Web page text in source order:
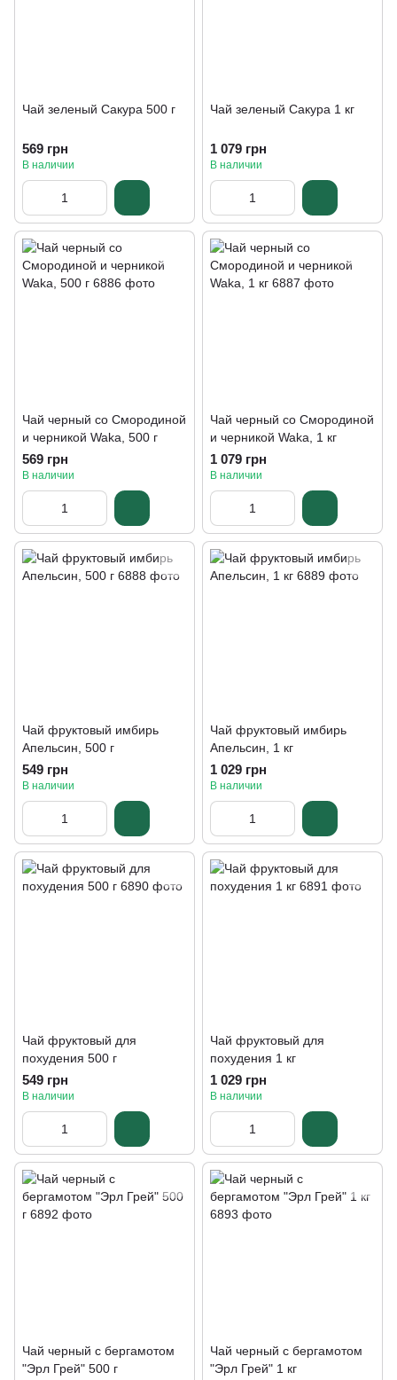
Чай зеленый Сакура 500 г
569 грн
В наличии
Чай зеленый Сакура 1 кг
1 079 грн
В наличии
Чай черный со Смородиной
и черникой Waka, 500 г
569 грн
В наличии
Чай черный со Смородиной
и черникой Waka, 1 кг
1 079 грн
В наличии
Чай фруктовый имбирь
Апельсин, 500 г
549 грн
В наличии
Чай фруктовый имбирь
Апельсин, 1 кг
1 029 грн
В наличии
Чай фруктовый для
похудения 500 г
549 грн
В наличии
Чай фруктовый для
похудения 1 кг
1 029 грн
В наличии
Чай черный с бергамотом
"Эрл Грей" 500 г
Чай черный с бергамотом
"Эрл Грей" 1 кг